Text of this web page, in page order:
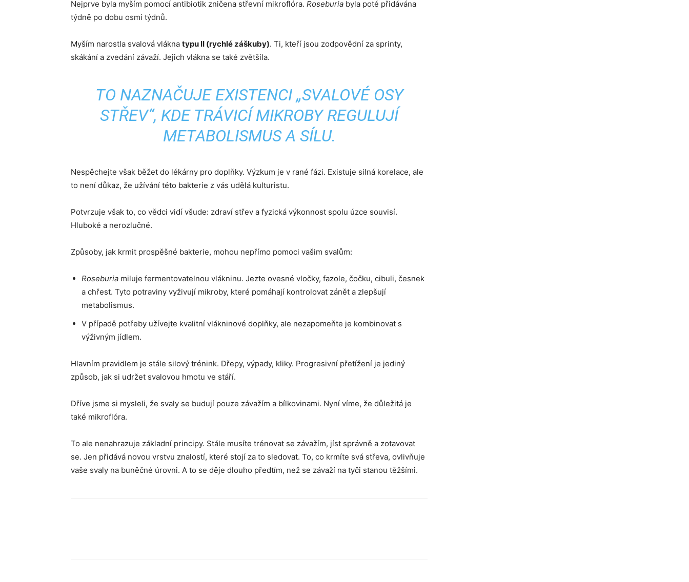
Nejprve byla myším pomocí antibiotik zničena střevní mikroflóra. Roseburia byla poté přidávána
týdně po dobu osmi týdnů.
Myším narostla svalová vlákna typu II (rychlé záškuby). Ti, kteří jsou zodpovědní za sprinty,
skákání a zvedání závaží. Jejich vlákna se také zvětšila.
TO NAZNAČUJE EXISTENCI „SVALOVÉ OSY
STŘEV“, KDE TRÁVICÍ MIKROBY REGULUJÍ
METABOLISMUS A SÍLU.
Nespěchejte však běžet do lékárny pro doplňky. Výzkum je v rané fázi. Existuje silná korelace, ale
to není důkaz, že užívání této bakterie z vás udělá kulturistu.
Potvrzuje však to, co vědci vidí všude: zdraví střev a fyzická výkonnost spolu úzce souvisí.
Hluboké a nerozlučné.
Způsoby, jak krmit prospěšné bakterie, mohou nepřímo pomoci vašim svalům:
Roseburia miluje fermentovatelnou vlákninu. Jezte ovesné vločky, fazole, čočku, cibuli, česnek
a chřest. Tyto potraviny vyživují mikroby, které pomáhají kontrolovat zánět a zlepšují
metabolismus.
V případě potřeby užívejte kvalitní vlákninové doplňky, ale nezapomeňte je kombinovat s
výživným jídlem.
Hlavním pravidlem je stále silový trénink. Dřepy, výpady, kliky. Progresivní přetížení je jediný
způsob, jak si udržet svalovou hmotu ve stáří.
Dříve jsme si mysleli, že svaly se budují pouze závažím a bílkovinami. Nyní víme, že důležitá je
také mikroflóra.
To ale nenahrazuje základní principy. Stále musíte trénovat se závažím, jíst správně a zotavovat
se. Jen přidává novou vrstvu znalostí, které stojí za to sledovat. To, co krmíte svá střeva, ovlivňuje
vaše svaly na buněčné úrovni. A to se děje dlouho předtím, než se závaží na tyči stanou těžšími.